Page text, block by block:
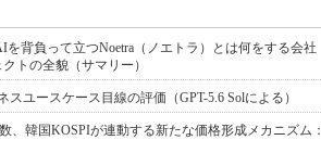
背負って立つNoetra（ノエトラ）とは何をする会社
トの全貌（サマリー）
ユースケース目線の評価（GPT-5.6 Solによる）
韓国KOSPIが連動する新たな価格形成メカニズム：